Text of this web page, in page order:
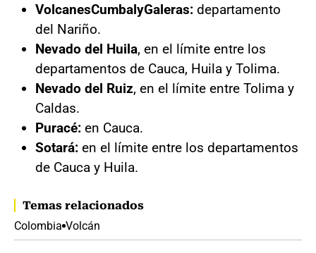
VolcanesCumbalyGaleras: departamento
del Nariño.
Nevado del Huila, en el límite entre los
departamentos de Cauca, Huila y Tolima.
Nevado del Ruiz, en el límite entre Tolima y
Caldas.
Puracé: en Cauca.
Sotará: en el límite entre los departamentos
de Cauca y Huila.
Temas relacionados
Colombia Volcán